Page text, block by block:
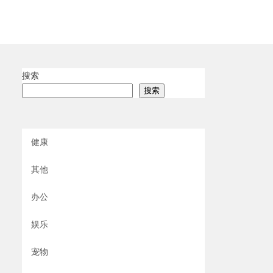
搜索
搜索
健康
其他
办公
娱乐
宠物